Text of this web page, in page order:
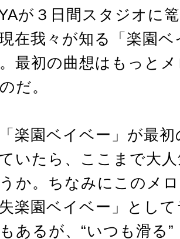
が３日間スタジオに
在我々が知る「楽園
最初の曲想はもっと
だ。
楽園ベイベー」が最
いたら、ここまで大
か。ちなみにこのメ
楽園ベイベー」とし
あるが、“いつも滑る